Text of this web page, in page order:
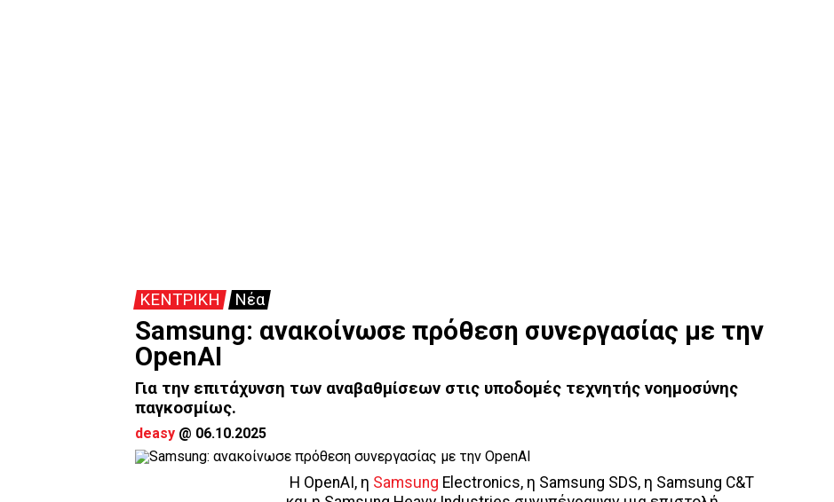
ΚΕΝΤΡΙΚΗ Νέα
Samsung: ανακοίνωσε πρόθεση συνεργασίας με την
OpenAI
Για την επιτάχυνση των αναβαθμίσεων στις υποδομές τεχνητής νοημοσύνης
παγκοσμίως.
deasy @ 06.10.2025
Η OpenAI, η Samsung Electronics, η Samsung SDS, η Samsung C&T